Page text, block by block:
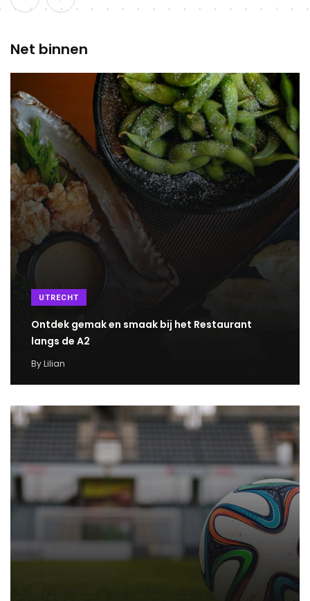
Net binnen
UTRECHT
Ontdek gemak en smaak bij het Restaurant
langs de A2
ByLilian